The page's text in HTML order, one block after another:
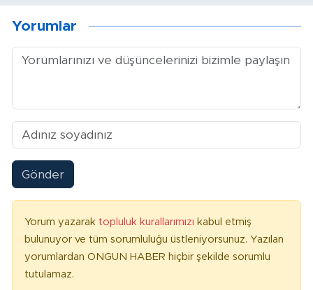
Yorumlar
Gönder
Yorum yazarak topluluk kurallarımızı kabul etmiş
bulunuyor ve tüm sorumluluğu üstleniyorsunuz. Yazılan
yorumlardan ONGUN HABER hiçbir şekilde sorumlu
tutulamaz.